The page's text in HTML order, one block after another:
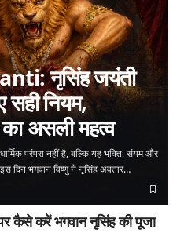
नृसिंह जयंती
नियम,
असली महत्व
परंपरा नहीं है, बल्कि यह भक्ति, संयम और
दिन भगवान विष्णु ने नृसिंह अवतार…
करें भगवान नृसिंह की पूजा